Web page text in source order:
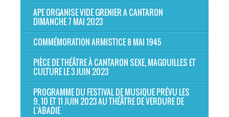
APE ORGANISE VIDE GRENIER A CANTARON
DIMANCHE 7 MAI 2023
COMMÉMORATION ARMISTICE 8 MAI 1945
PIÈCE DE THÉÂTRE À CANTARON SEXE, MAGOUILLES ET
CULTURE LE 3 JUIN 2023
PROGRAMME DU FESTIVAL DE MUSIQUE PRÉVU LES
9, 10 ET 11 JUIN 2023 AU THÉÂTRE DE VERDURE DE
L'ABADIE